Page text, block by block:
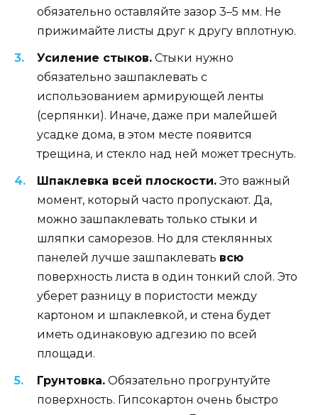
обязательно оставляйте зазор 3–5 мм. Не
прижимайте листы друг к другу вплотную.
Усиление стыков. Стыки нужно
обязательно зашпаклевать с
использованием армирующей ленты
(серпянки). Иначе, даже при малейшей
усадке дома, в этом месте появится
трещина, и стекло над ней может треснуть.
Шпаклевка всей плоскости. Это важный
момент, который часто пропускают. Да,
можно зашпаклевать только стыки и
шляпки саморезов. Но для стеклянных
панелей лучше зашпаклевать всю
поверхность листа в один тонкий слой. Это
уберет разницу в пористости между
картоном и шпаклевкой, и стена будет
иметь одинаковую адгезию по всей
площади.
Грунтовка. Обязательно прогрунтуйте
поверхность. Гипсокартон очень быстро